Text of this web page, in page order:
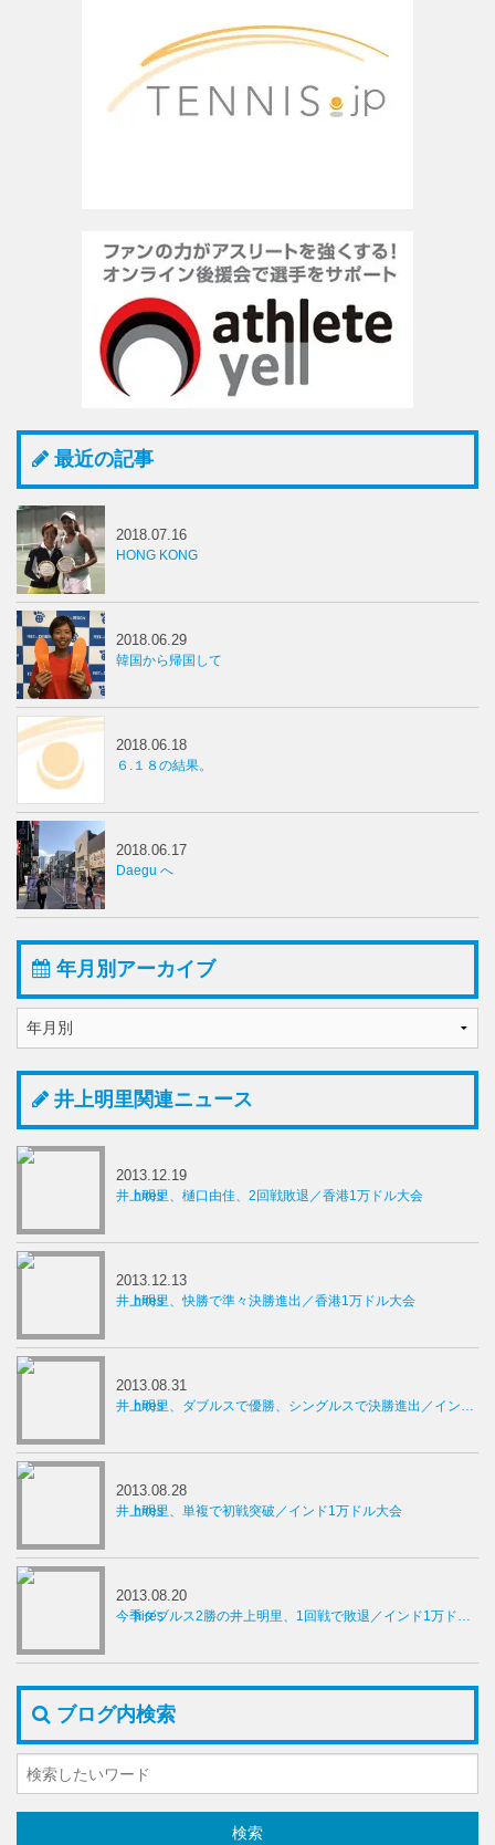
最近の記事
HONG KONG
2018.07.16
韓国から帰国して
2018.06.29
６.１８の結果。
2018.06.18
Daegu へ
2018.06.17
年月別アーカイブ
井上明里関連ニュース
井上明里、樋口由佳、2回戦敗退／香港1万ドル大会
2013.12.19
井上明里、快勝で準々決勝進出／香港1万ドル大会
2013.12.13
井上明里、ダブルスで優勝、シングルスで決勝進出／インド1万ドル大会
2013.08.31
井上明里、単複で初戦突破／インド1万ドル大会
2013.08.28
今季ダブルス2勝の井上明里、1回戦で敗退／インド1万ドル大会
2013.08.20
ブログ内検索